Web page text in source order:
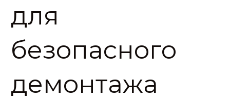
для
безопасного
демонтажа